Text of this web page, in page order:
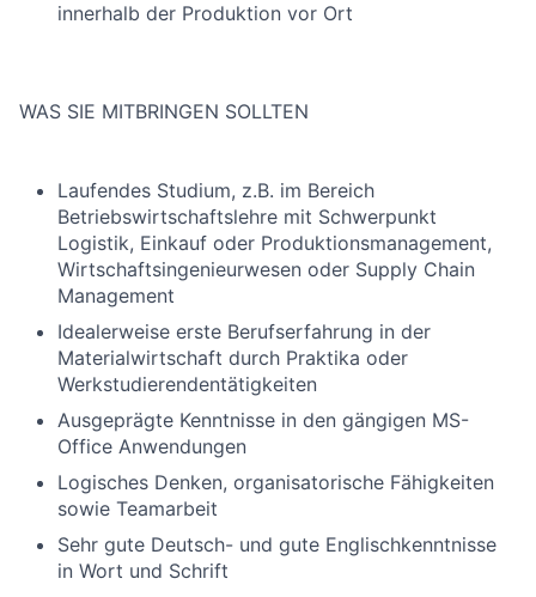
innerhalb der Produktion vor Ort
WAS SIE MITBRINGEN SOLLTEN
Laufendes Studium, z.B. im Bereich
Betriebswirtschaftslehre mit Schwerpunkt
Logistik, Einkauf oder Produktionsmanagement,
Wirtschaftsingenieurwesen oder Supply Chain
Management
Idealerweise erste Berufserfahrung in der
Materialwirtschaft durch Praktika oder
Werkstudierendentätigkeiten
Ausgeprägte Kenntnisse in den gängigen MS-
Office Anwendungen
Logisches Denken, organisatorische Fähigkeiten
sowie Teamarbeit
Sehr gute Deutsch- und gute Englischkenntnisse
in Wort und Schrift